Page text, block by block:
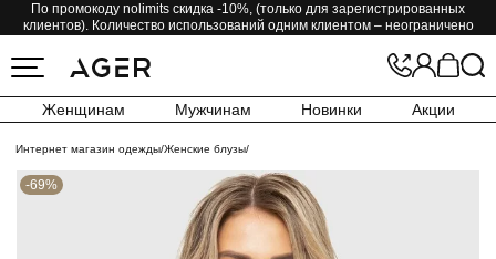
По промокоду nolimits скидка -10%, (только для зарегистрированных
клиентов). Количество использований одним клиентом – неограничено
Женщинам Мужчинам Новинки Акции
Интернет магазин одежды/Женские блузы/
-69%